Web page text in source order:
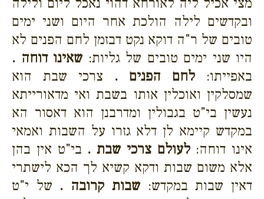
ובקדשים לילה הולכת אחר היום ושני ימים
טובים של ר"ה דוקא נקט דבזמן לחם הפנים לא
היו שני ימים טובים של גליות: שאינו דוחה .
באפייתו: לחם הפנים . צרכי שבת הוא
שמסלקין ואוכלין אותו בשבת ואי מדאורייתא
נעשין בי"ט בגבולין ומדרבנן הוא דאסור הא
במקדש קיימא לן דלא גזרו על השבות ואמאי
אינו דוחה:לעולם צרכי שבת . בי"ט אין בהן
אלא משום שבות ודקא קשיא לך הכא לישתרי
דאין שבות במקדש:שבות קרובה . של י"ט